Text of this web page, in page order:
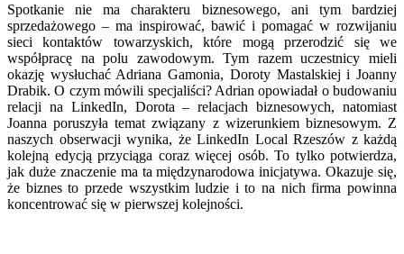
Spotkanie nie ma charakteru biznesowego, ani tym bardziej
sprzedażowego – ma inspirować, bawić i pomagać w rozwijaniu
sieci kontaktów towarzyskich, które mogą przerodzić się we
współpracę na polu zawodowym. Tym razem uczestnicy mieli
okazję wysłuchać Adriana Gamonia, Doroty Mastalskiej i Joanny
Drabik. O czym mówili specjaliści? Adrian opowiadał o budowaniu
relacji na LinkedIn, Dorota – relacjach biznesowych, natomiast
Joanna poruszyła temat związany z wizerunkiem biznesowym. Z
naszych obserwacji wynika, że LinkedIn Local Rzeszów z każdą
kolejną edycją przyciąga coraz więcej osób. To tylko potwierdza,
jak duże znaczenie ma ta międzynarodowa inicjatywa. Okazuje się,
że biznes to przede wszystkim ludzie i to na nich firma powinna
koncentrować się w pierwszej kolejności.